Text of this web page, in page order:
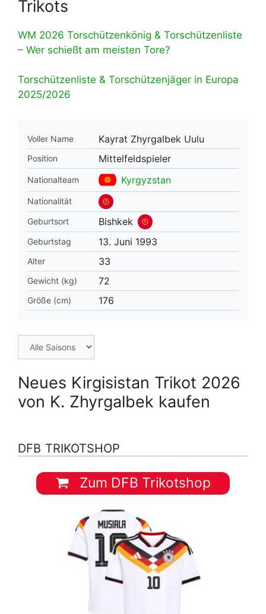
Trikots
WM 2026 Torschützenkönig & Torschützenliste
– Wer schießt am meisten Tore?
Torschützenliste & Torschützenjäger in Europa
2025/2026
Voller Name Kayrat Zhyrgalbek Uulu
Position Mittelfeldspieler
Nationalteam Kyrgyzstan
Nationalität
Geburtsort
Bishkek
Geburtstag 13. Juni 1993
Alter 33
Gewicht (kg) 72
Größe (cm) 176
Neues Kirgisistan Trikot 2026
von K. Zhyrgalbek kaufen
DFB TRIKOTSHOP
Zum DFB Trikotshop